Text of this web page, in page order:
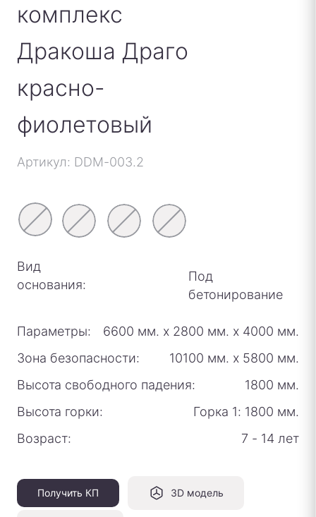
комплекс
Дракоша Драго
красно-
фиолетовый
Артикул: DDM-003.2
Вид
основания:
Под
бетонирование
Параметры: 6600 мм. х 2800 мм. х 4000 мм.
Зона безопасности:
10100 мм. х 5800 мм.
Высота свободного падения:
1800 мм.
Высота горки:
Горка 1: 1800 мм.
Возраст:
7 - 14 лет
Получить КП 3D модель